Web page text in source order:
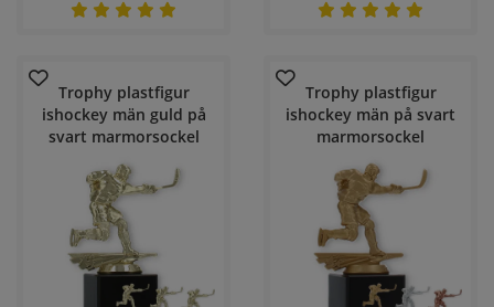
Trophy plastfigur
ishockey män guld på
svart marmorsockel
Trophy plastfigur
ishockey män på svart
marmorsockel